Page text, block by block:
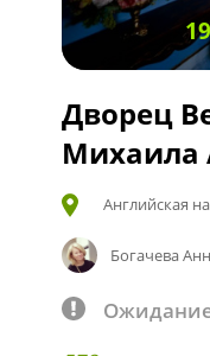
Дворец
Михаила
Английская
Богачева